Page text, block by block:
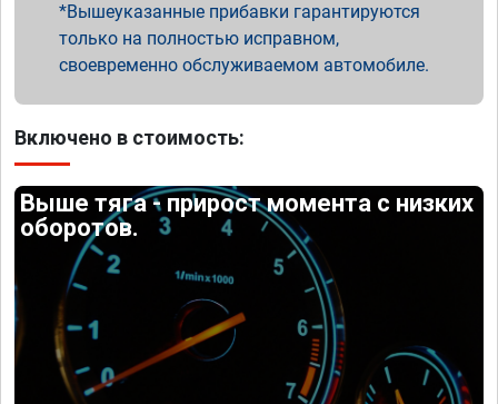
Вышеуказанные прибавки гарантируются
только на полностью исправном,
своевременно обслуживаемом автомобиле.
Включено в стоимость:
Выше тяга - прирост момента с низких
оборотов.